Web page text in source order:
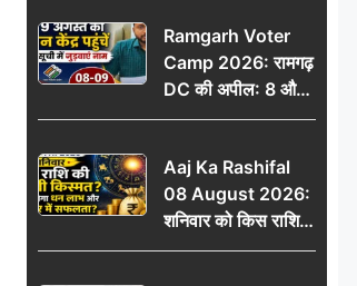
Ramgarh Voter
Camp 2026: रामगढ़
DC की अपील: 8 और
9 अगस्त को मतदान
में जुड़वाएं नाम
Aaj Ka Rashifal
08 August 2026:
शनिवार को किस राशि
की चमकेगी किस्मत,